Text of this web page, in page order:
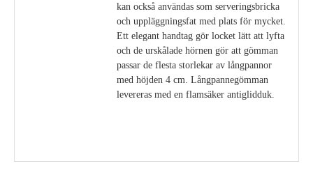
kan också användas som serveringsbricka
och uppläggningsfat med plats för mycket.
Ett elegant handtag gör locket lätt att lyfta
och de urskålade hörnen gör att gömman
passar de flesta storlekar av långpannor
med höjden 4 cm. Långpannegömman
levereras med en flamsäker antiglidduk.